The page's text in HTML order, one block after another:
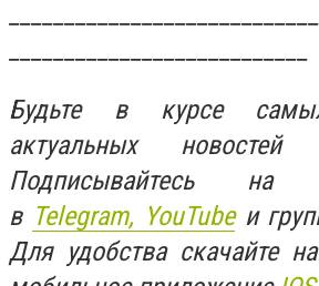
Будьте в курсе
актуальных новостей
Подписывайтесь
в Telegram, YouTubeи
Для удобства скачайте